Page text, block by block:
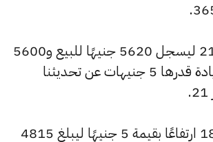
وارتفع سعر عيار 21 ليسجل 5620 جنيهًا للبيع و5600
جنيهًا للشراء، بزيادة قدرها 5 جنيهات عن تحديثنا
وشهد سعر عيار 18 ارتفاعًا بقيمة 5 جنيهًا ليبلغ 4815